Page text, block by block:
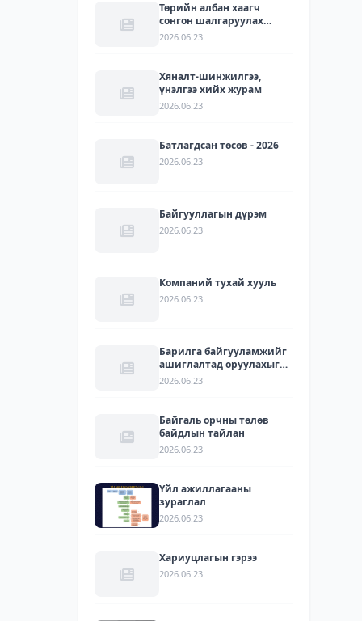
Төрийн албан хаагч
сонгон шалгаруулах
журам
2026.06.23
Хяналт-шинжилгээ,
үнэлгээ хийх журам
2026.06.23
Батлагдсан төсөв - 2026
2026.06.23
Байгууллагын дүрэм
2026.06.23
Компаний тухай хууль
2026.06.23
Барилга байгууламжийг
ашиглалтад оруулахыг
зөвшөөрсөн акт
2026.06.23
Байгаль орчны төлөв
байдлын тайлан
2026.06.23
Үйл ажиллагааны
зураглал
2026.06.23
Хариуцлагын гэрээ
2026.06.23